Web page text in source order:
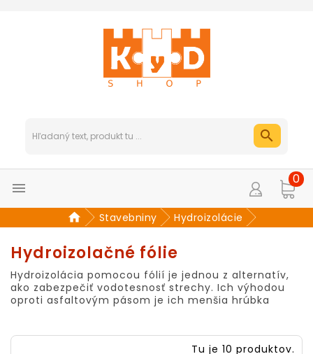

0
Stavebniny Hydroizolácie
Hydroizolačné fólie
Hydroizolácia pomocou fólií je jednou z alternatív,
ako zabezpečiť vodotesnosť strechy. Ich výhodou
oproti asfaltovým pásom je ich menšia hrúbka
Tu je 10 produktov.